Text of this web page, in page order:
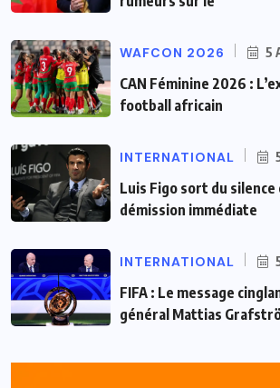
WAFCON 2026 5
CAN Féminine 2026 :
football africain
INTERNATIONAL
Luis Figo sort du silence
démission immédiate
INTERNATIONAL
FIFA : Le message
général Mattias